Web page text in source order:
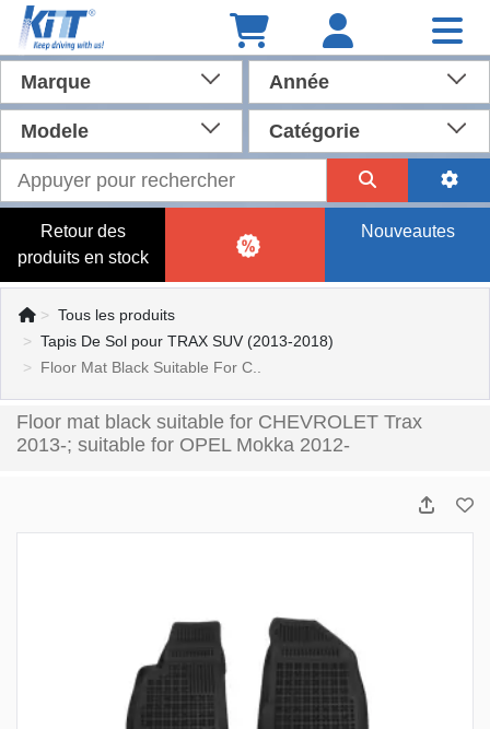
Marque Année
Modele Catégorie
Retour des
produits en stock
Nouveautes
Tous les produits
Tapis De Sol pour TRAX SUV (2013-2018)
Floor Mat Black Suitable For C..
Floor mat black suitable for CHEVROLET Trax
2013-; suitable for OPEL Mokka 2012-